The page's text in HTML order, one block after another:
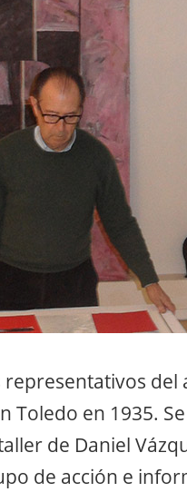
del
Toledo en 1935.
de Daniel
de acción e